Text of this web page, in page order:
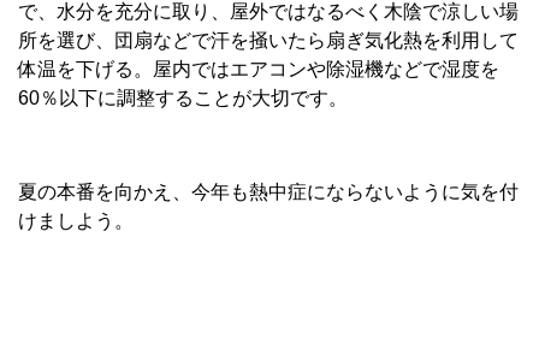
で、水分を充分に取り、屋外ではなるべく木陰で涼しい場
所を選び、団扇などで汗を掻いたら扇ぎ気化熱を利用して
体温を下げる。屋内ではエアコンや除湿機などで湿度を
60％以下に調整することが大切です。
夏の本番を向かえ、今年も熱中症にならないように気を付
けましよう。